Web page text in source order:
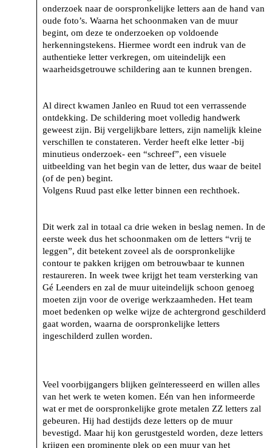
onderzoek naar de oorspronkelijke letters aan de hand van
oude foto’s. Waarna het schoonmaken van de muur
begint, om deze te onderzoeken op voldoende
herkenningstekens. Hiermee wordt een indruk van de
authentieke letter verkregen, om uiteindelijk een
waarheidsgetrouwe schildering aan te kunnen brengen.
Al direct kwamen Janleo en Ruud tot een verrassende
ontdekking. De schildering moet volledig handwerk
geweest zijn. Bij vergelijkbare letters, zijn namelijk kleine
verschillen te constateren. Verder heeft elke letter -bij
minutieus onderzoek- een “schreef”, een visuele
uitbeelding van het begin van de letter, dus waar de beitel
(of de pen) begint.
Volgens Ruud past elke letter binnen een rechthoek.
Dit werk zal in totaal ca drie weken in beslag nemen. In de
eerste week dus het schoonmaken om de letters “vrij te
leggen”, dit betekent zoveel als de oorspronkelijke
contour te pakken krijgen om betrouwbaar te kunnen
restaureren. In week twee krijgt het team versterking van
Gé Leenders en zal de muur uiteindelijk schoon genoeg
moeten zijn voor de overige werkzaamheden. Het team
moet bedenken op welke wijze de achtergrond geschilderd
gaat worden, waarna de oorspronkelijke letters
ingeschilderd zullen worden.
Veel voorbijgangers blijken geïnteresseerd en willen alles
van het werk te weten komen. Eén van hen informeerde
wat er met de oorspronkelijke grote metalen ZZ letters zal
gebeuren. Hij had destijds deze letters op de muur
bevestigd. Maar hij kon gerustgesteld worden, deze letters
krijgen een prominente plek op een muur van het